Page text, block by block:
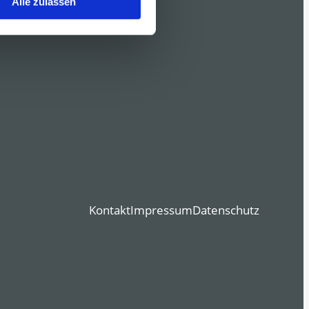
KontaktImpressumDatenschutz